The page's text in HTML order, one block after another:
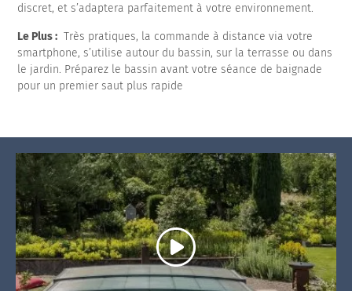
discret, et s’adaptera parfaitement à votre environnement.
Le Plus : Très pratiques, la commande à distance via votre
smartphone, s’utilise autour du bassin, sur la terrasse ou dans
le jardin. Préparez le bassin avant votre séance de baignade
pour un premier saut plus rapide
Voir la vidéo